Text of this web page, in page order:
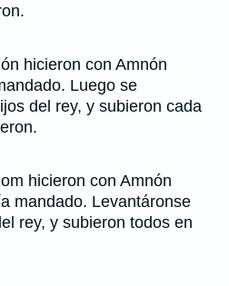
hicieron con Amnón
Luego se
del rey, y subieron cada
hicieron con Amnón
mandado. Levantáronse
rey, y subieron todos en